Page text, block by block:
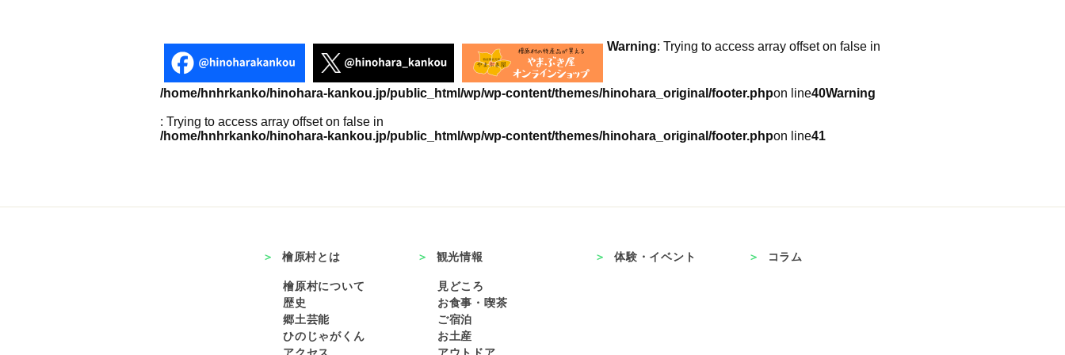
Warning: Trying to access array offset on false in
/home/hnhrkanko/hinohara-kankou.jp/public_html/wp/wp-content/themes/hinohara_original/footer.phpon line40Warning
: Trying to access array offset on false in
/home/hnhrkanko/hinohara-kankou.jp/public_html/wp/wp-content/themes/hinohara_original/footer.phpon line41
檜原村とは
檜原村について
歴史
郷土芸能
ひのじゃがくん
観光情報
見どころ
お食事・喫茶
ご宿泊
お土産
体験・イベント コラム